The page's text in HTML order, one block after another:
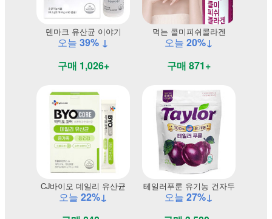
덴마크 유산균 이야기
오늘 39% ↓
구매 1,026+
먹는 콜미피쉬콜라겐
오늘 20%↓
구매 871+
CJ바이오 데일리 유산균
오늘 22%↓
테일러푸룬 유기농 건자두
오늘 27%↓